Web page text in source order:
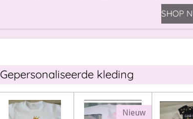
SHOP
Gepersonaliseerde kleding
Nieuw